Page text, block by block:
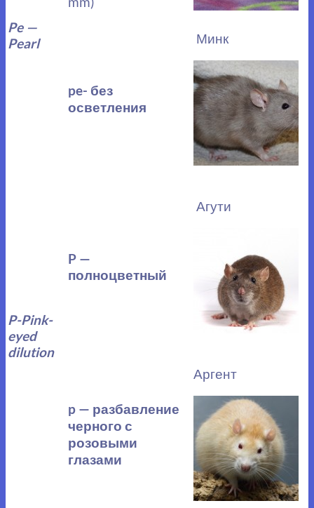
Pe —
Pearl
pe- без
осветления
Минк
P-Pink-
eyed
dilution
P —
полноцветный
Агути
p — разбавление
черного с
розовыми
глазами
Аргент